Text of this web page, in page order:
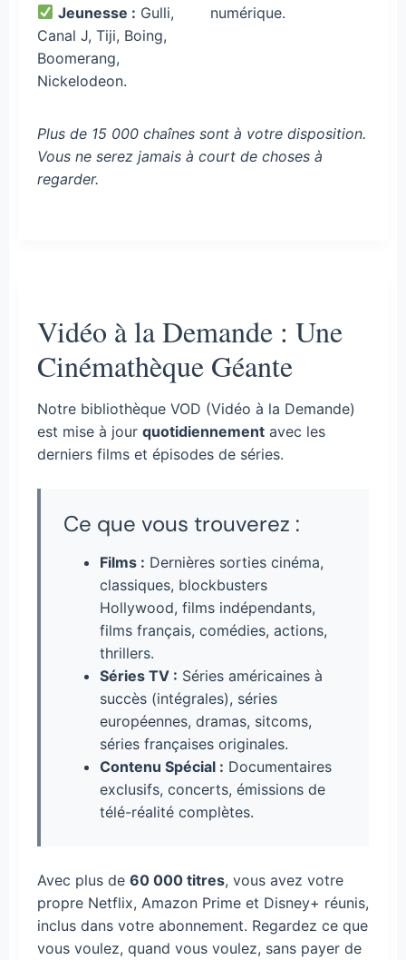
Jeunesse : Gulli,
Canal J, Tiji, Boing,
Boomerang,
Nickelodeon.
numérique.
Plus de 15 000 chaînes sont à votre disposition.
Vous ne serez jamais à court de choses à
regarder.
Vidéo à la Demande : Une
Cinémathèque Géante
Notre bibliothèque VOD (Vidéo à la Demande)
est mise à jour quotidiennement avec les
derniers films et épisodes de séries.
Ce que vous trouverez :
Films : Dernières sorties cinéma,
classiques, blockbusters
Hollywood, films indépendants,
films français, comédies, actions,
thrillers.
Séries TV : Séries américaines à
succès (intégrales), séries
européennes, dramas, sitcoms,
séries françaises originales.
Contenu Spécial : Documentaires
exclusifs, concerts, émissions de
télé-réalité complètes.
Avec plus de 60 000 titres, vous avez votre
propre Netflix, Amazon Prime et Disney+ réunis,
inclus dans votre abonnement. Regardez ce que
vous voulez, quand vous voulez, sans payer de